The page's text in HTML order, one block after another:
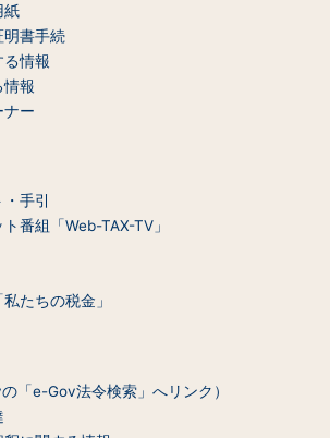
紙
明書手続
る情報
情報
ナー
手引
番組「Web-TAX-TV」
たちの税金」
「e-Gov法令検索」へリンク）